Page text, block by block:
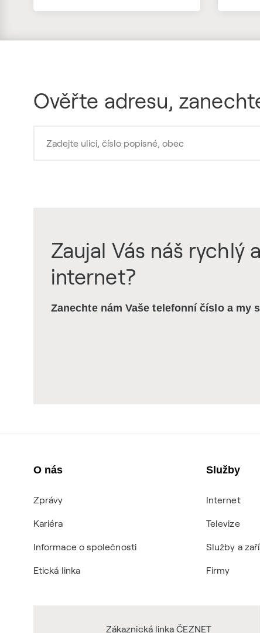
Ověřte adresu,
Zaujal Vás náš rychlý
internet?
Zanechte nám Vaše telefonní číslo a my
O nás
Zprávy
Kariéra
Informace o společnosti
Etická linka
Služby
Internet
Televize
Služby a
Firmy
Zákaznická linka ČEZNET